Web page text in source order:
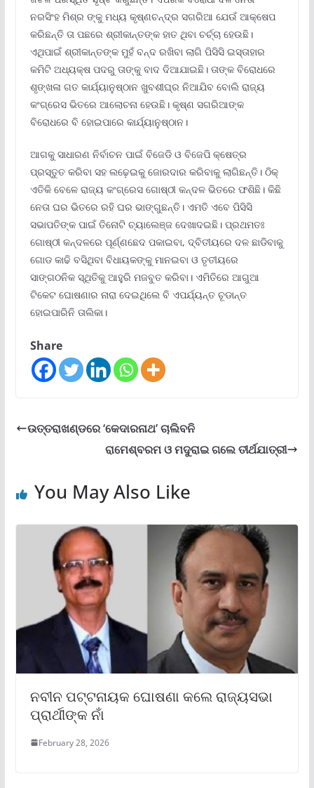
ନରସିଂହ ମିଶ୍ର ଙ୍କୁ ମଧ୍ୟ କୃଷ୍ଣଚନ୍ଦ୍ର ସଗରିଆ ଯେଉଁ ଆକ୍ଷେପ
କରିଛନ୍ତି ତା ପଛରେ ଶ୍ରୀକାନ୍ତଙ୍କ ହାତ ଥିବା ଚର୍ଚ୍ଚା ହେଉଛି।
ଏଥିପାଇଁ ଶ୍ରୀକାନ୍ତଙ୍କ ମୁହଁ ବନ୍ଦ ରଖିବା ଲାଗି ପିସିସି ଇସ୍ତାହାର
କମିଟି ଅଧ୍ୟକ୍ଷ ପଦରୁ ତାଙ୍କୁ ବାଦ ଦିଆଯାଇଛି। ତାଙ୍କ ବିରୋଧରେ
ଶୃଙ୍ଖଳା ଗତ କାର୍ଯ୍ୟାନୁଷ୍ଠାନ ଖୁବଶୀଘ୍ର ନିଆଯିବ ବୋଲି ରାଜ୍ୟ
କଂଗ୍ରେସ ଭିତରେ ଆଲୋଚନା ହେଉଛି। କୃଷ୍ଣ ସଗରିଆଙ୍କ
ବିରୋଧରେ ବି ହୋଇପାରେ କାର୍ଯ୍ୟାନୁଷ୍ଠାନ।
ଆଗକୁ ସାଧାରଣ ନିର୍ବାଚନ ପାଇଁ ବିଜେଡି ଓ ବିଜେପି କ୍ଷେତ୍ର
ପ୍ରସ୍ତୁତ କରିବା ସହ ଲଢ଼େଇକୁ ଜୋରଦାର କରିବାକୁ ଲାଗିଛନ୍ତି। ଠିକ୍
ଏତିକି ବେଳେ ରାଜ୍ୟ କଂଗ୍ରେସ ଗୋଷ୍ଠୀ କନ୍ଦଳ ଭିତରେ ଫଶିଛି। କିଛି
ନେତା ଘର ଭିତରେ ରହି ଘର ଭାଙ୍ଗୁଛନ୍ତି। ଏମତି ଏବେ ପିସିସି
ସଭାପତିଙ୍କ ପାଇଁ ତିନୋଟି ଚ୍ୟାଲେଞ୍ଜ ଦେଖାଦଇଛି। ପ୍ରଥମତଃ
ଗୋଷ୍ଠୀ କନ୍ଦଳରେ ପୂର୍ଣ୍ଣଛେଦ ପକାଇବା, ଦ୍ବିତୀୟରେ ଦଳ ଛାଡିବାକୁ
ଗୋଡ କାଢି ବସିଥିବା ବିଧାୟକଙ୍କୁ ମାନଇବା ଓ ତୃତୀୟରେ
ସାଙ୍ଗଠନିକ ସ୍ଥିତିକୁ ଆହୁରି ମଜବୁତ କରିବା। ଏମିତିରେ ଆଗୁଆ
ଟିକେଟ ଘୋଷଣାର ନାରା ଦେଇଥିଲେ ବି ଏପର୍ଯ୍ୟନ୍ତ ଚୂଡାନ୍ତ
ହୋଇପାରିନି ତାଲିକା।
Share
ଉତ୍ତରାଖଣ୍ଡରେ ‘କେଦାରନାଥ’ ଚାଲିବନି
ରାମେଶ୍ବରମ ଓ ମଦୁରାଇ ଗଲେ ତୀର୍ଥଯାତ୍ରୀ
You May Also Like
ନବୀନ ପଟ୍ଟନାୟକ ଘୋଷଣା କଲେ ରାଜ୍ୟସଭା
ପ୍ରାର୍ଥୀଙ୍କ ନାଁ
February 28, 2026